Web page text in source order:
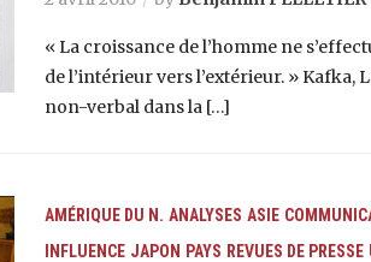
« La croissance de l’homme ne
de l’intérieur vers l’extérieur. »
non-verbal dans la […]
AMÉRIQUE DU N. ANALYSES ASIE
INFLUENCE JAPON PAYS REVUES DE PRESSE